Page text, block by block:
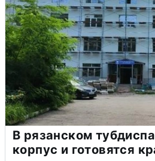
В рязанском
корпус и готовятся